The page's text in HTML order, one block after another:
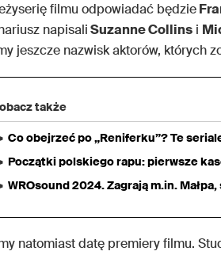
filmu odpowiadać będzie
napisaliSuzanne Collins i
jeszcze nazwisk aktorów, których
także
Co obejrzeć po „Reniferku”? Te
Początki polskiego rapu: pierwsze
WROsound 2024. Zagrają m.in.
natomiast datę premiery filmu.